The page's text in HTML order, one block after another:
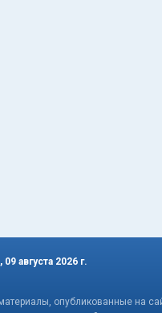
августа 2026 г.
опубликованные на